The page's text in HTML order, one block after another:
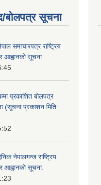
बोलपत्र सूचना
समाचारपत्र राष्ट्रिय
आह्वानको सूचना.
प्रकाशित बोलपत्र
प्रकाशन मिति:
नेपालगन्ज राष्ट्रिय
आह्वानको सूचना.